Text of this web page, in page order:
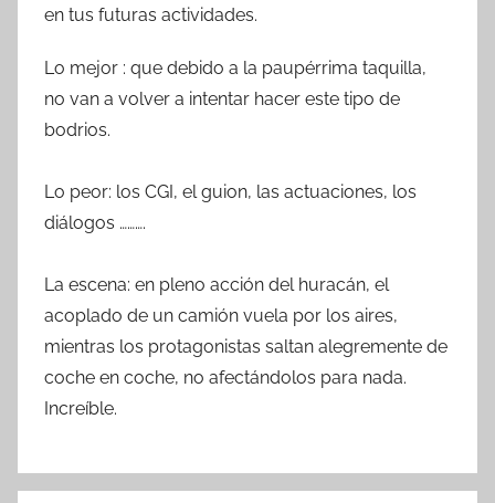
en tus futuras actividades.
Lo mejor : que debido a la paupérrima taquilla,
no van a volver a intentar hacer este tipo de
bodrios.
Lo peor: los CGI, el guion, las actuaciones, los
diálogos ……….
La escena: en pleno acción del huracán, el
acoplado de un camión vuela por los aires,
mientras los protagonistas saltan alegremente de
coche en coche, no afectándolos para nada.
Increíble.